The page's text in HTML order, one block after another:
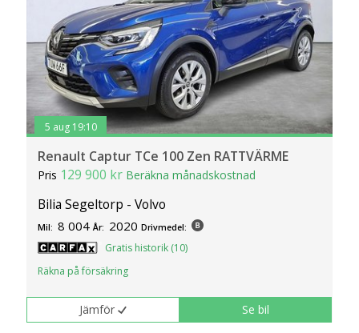
5 aug 19:10
Renault Captur TCe 100 Zen RATTVÄRME
Pris 129 900 kr Beräkna månadskostnad
Bilia Segeltorp - Volvo
Mil: 8 004 År: 2020 Drivmedel:
Gratis historik (10)
Räkna på försäkring
Jämför Se bil